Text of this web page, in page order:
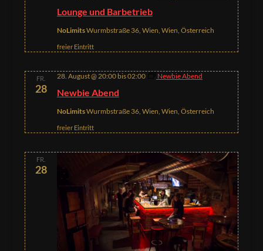
Lounge und Barbetrieb
NoLimitsWurmbstraße 36, Wien, Wien, Österreich
freier Eintritt
FR.
28 Newbie Abend
28. August @ 20:00bis02:00 Newbie Abend
NoLimitsWurmbstraße 36, Wien, Wien, Österreich
freier Eintritt
FR.
28